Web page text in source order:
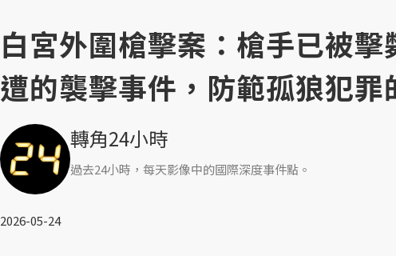
白宮外圍槍擊案：槍手已被
遭的襲擊事件，防範孤狼犯罪
轉角24小時
過去24小時，每天影像中的國際深度事件點。
2026-05-24